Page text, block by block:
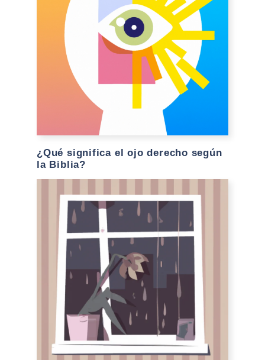
¿Qué significa el ojo derecho según
la Biblia?